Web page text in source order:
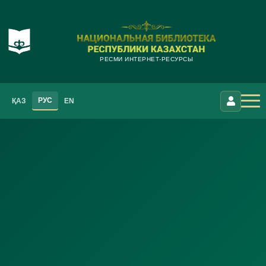
РЕСМИ ИНТЕРНЕТ-РЕСУРСЫ
ҚАЗ РУС EN